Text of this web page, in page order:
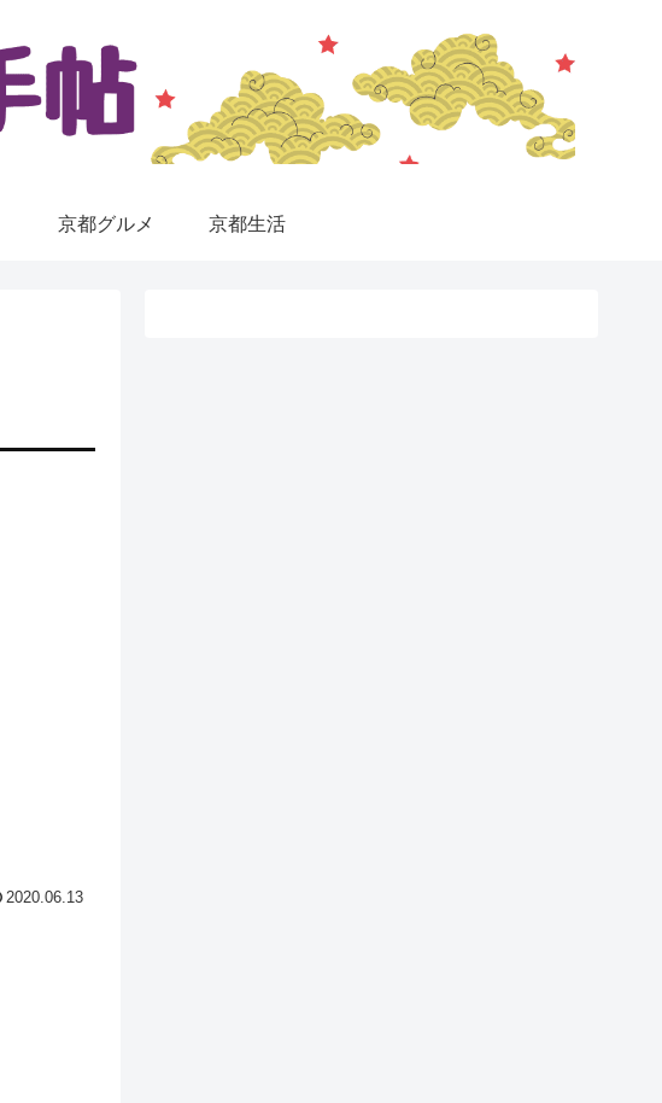
京都グルメ 京都生活
2020.06.13